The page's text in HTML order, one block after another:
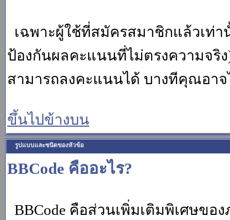
เฉพาะผู้ใช้ที่สมัครสมาชิกแล้วเท่
ป้องกันผลคะแนนที่ไม่ตรงความจ
สามารถลงคะแนนได้ บางทีคุณอา
ขึ้นไปข้างบน
รูปแบบและชนิดของหัวข้อ
BBCode คืออะไร?
BBCode คือส่วนเพิ่มเติมพิเศษขอ